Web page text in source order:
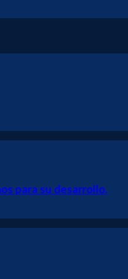
para su desarrollo.